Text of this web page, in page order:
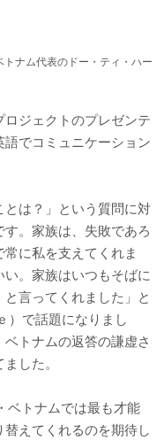
トナム代表のドー・ティ・ハー
ロジェクトのプレゼンテ
でコミュニケーション
は？」という質問に対
。家族は、失敗であろ
に私を支えてくれま
。家族はいつもそばに
言ってくれました」と
）で話題になりまし
トナムの返答の謙虚さ
した。
ベトナムでは最も才能
えてくれるのを期待し